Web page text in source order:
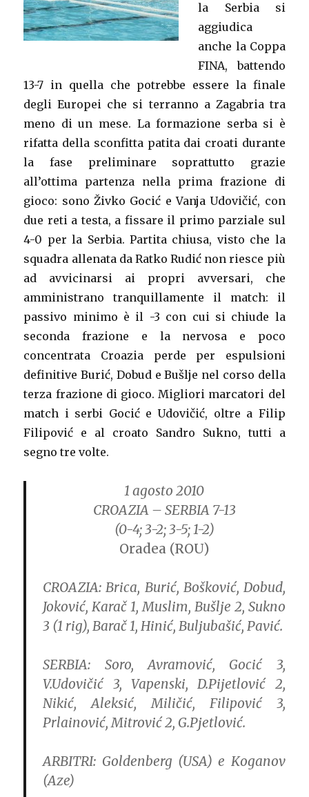
la Serbia si
aggiudica
anche la Coppa
FINA, battendo
13-7 in quella che potrebbe essere la finale
degli Europei che si terranno a Zagabria tra
meno di un mese. La formazione serba si è
rifatta della sconfitta patita dai croati durante
la fase preliminare soprattutto grazie
all’ottima partenza nella prima frazione di
gioco: sono Živko Gocić e Vanja Udovičić, con
due reti a testa, a fissare il primo parziale sul
4-0 per la Serbia. Partita chiusa, visto che la
squadra allenata da Ratko Rudić non riesce più
ad avvicinarsi ai propri avversari, che
amministrano tranquillamente il match: il
passivo minimo è il -3 con cui si chiude la
seconda frazione e la nervosa e poco
concentrata Croazia perde per espulsioni
definitive Burić, Dobud e Bušlje nel corso della
terza frazione di gioco. Migliori marcatori del
match i serbi Gocić e Udovičić, oltre a Filip
Filipović e al croato Sandro Sukno, tutti a
segno tre volte.
1 agosto 2010
CROAZIA – SERBIA 7-13
(0-4; 3-2; 3-5; 1-2)
Oradea (ROU)
CROAZIA: Brica, Burić, Bošković, Dobud,
Joković, Karač 1, Muslim, Bušlje 2, Sukno
3 (1 rig), Barač 1, Hinić, Buljubašić, Pavić.
SERBIA: Soro, Avramović, Gocić 3,
V.Udovičić 3, Vapenski, D.Pijetlović 2,
Nikić, Aleksić, Miličić, Filipović 3,
Prlainović, Mitrović 2, G.Pjetlović.
ARBITRI: Goldenberg (USA) e Koganov
(Aze)